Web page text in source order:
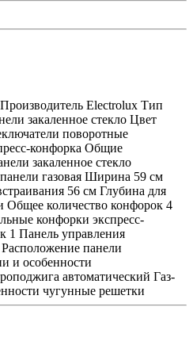
Electrolux Тип
закаленное стекло Цвет
поворотные
конфорка Общие
закаленное стекло
газовая Ширина 59 см
56 см Глубина для
Общее количество конфорок 4
конфорки экспресс-
1 Панель управления
панели
и особенности
автоматический Газ-
чугунные решетки